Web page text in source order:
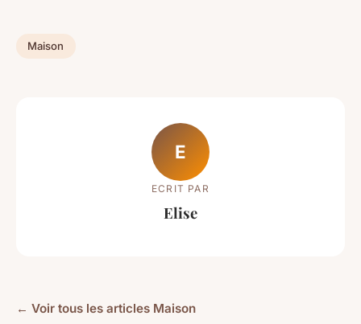
Maison
E
ECRIT PAR
Elise
← Voir tous les articles Maison